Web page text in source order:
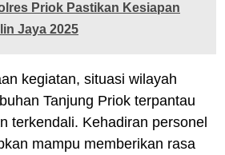
Priok Pastikan Kesiapan
Jaya 2025
kegiatan, situasi wilayah
Tanjung Priok terpantau
terkendali. Kehadiran personel
mampu memberikan rasa